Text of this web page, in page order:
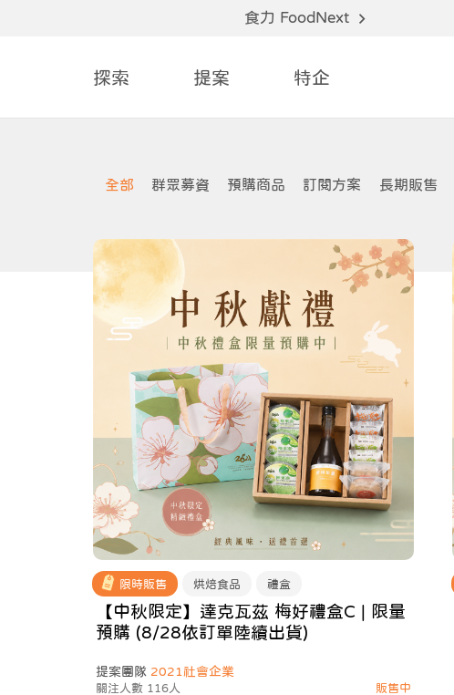
食力 FoodNext
探索 提案 特企
全部 群眾募資 預購商品 訂閱方案 長期販售
限時販售 烘焙食品 禮盒
【中秋限定】達克瓦茲 梅好禮盒C | 限量
預購 (8/28依訂單陸續出貨)
提案團隊 2021社會企業
關注人數 116人 販售中